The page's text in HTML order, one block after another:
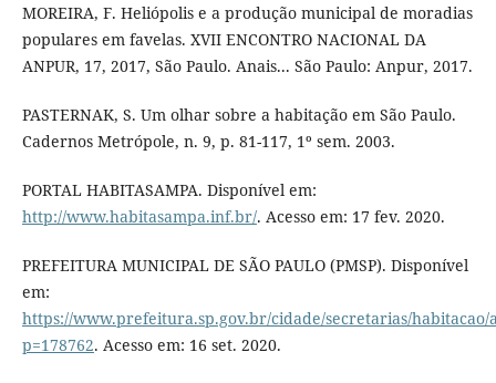
MOREIRA, F. Heliópolis e a produção municipal de moradias
populares em favelas. XVII ENCONTRO NACIONAL DA
ANPUR, 17, 2017, São Paulo. Anais... São Paulo: Anpur, 2017.
PASTERNAK, S. Um olhar sobre a habitação em São Paulo.
Cadernos Metrópole, n. 9, p. 81-117, 1º sem. 2003.
PORTAL HABITASAMPA. Disponível em:
http://www.habitasampa.inf.br/. Acesso em: 17 fev. 2020.
PREFEITURA MUNICIPAL DE SÃO PAULO (PMSP). Disponível
em:
https://www.prefeitura.sp.gov.br/cidade/secretarias/habitacao/
p=178762. Acesso em: 16 set. 2020.